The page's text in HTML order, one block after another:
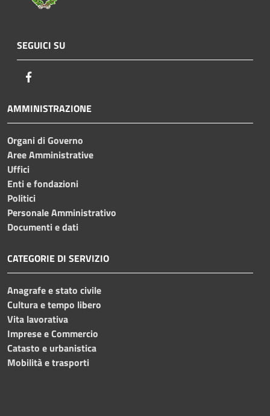
SEGUICI SU
AMMINISTRAZIONE
Organi di Governo
Aree Amministrative
Uffici
Enti e fondazioni
Politici
Personale Amministrativo
Documenti e dati
CATEGORIE DI SERVIZIO
Anagrafe e stato civile
Cultura e tempo libero
Vita lavorativa
Imprese e Commercio
Catasto e urbanistica
Mobilità e trasporti